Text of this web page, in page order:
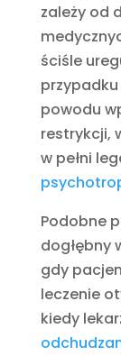
zależy od
ściśle
przypadku
powodu
restrykcji,
w pełni
Podobne
dogłębny
gdy
leczenie
kiedy